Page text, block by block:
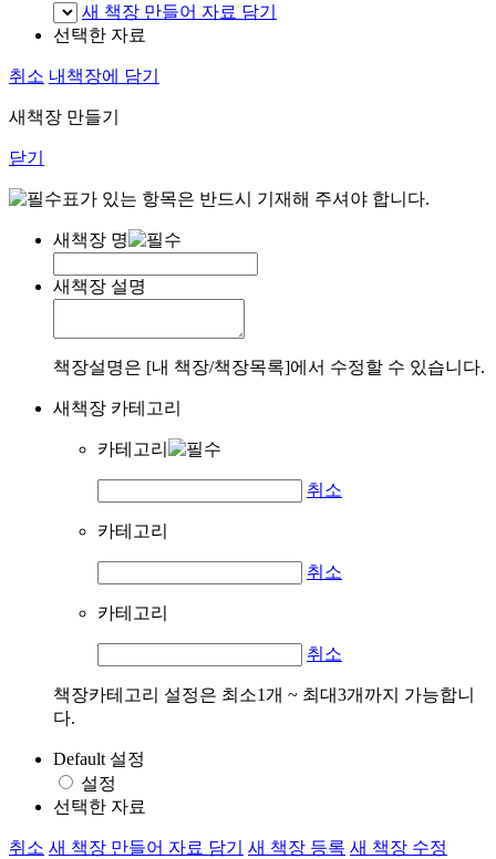
새 책장 만들어 자료 담기
선택한 자료
취소 내책장에 담기
새책장 만들기
닫기
표가 있는 항목은 반드시 기재해 주셔야 합니다.
새책장 명
새책장 설명
책장설명은 [내 책장/책장목록]에서 수정할 수 있습니다.
새책장 카테고리
카테고리
취소
카테고리
취소
카테고리
취소
책장카테고리 설정은 최소1개 ~ 최대3개까지 가능합니
다.
Default 설정
설정
선택한 자료
취소 새 책장 만들어 자료 담기 새 책장 등록 새 책장 수정